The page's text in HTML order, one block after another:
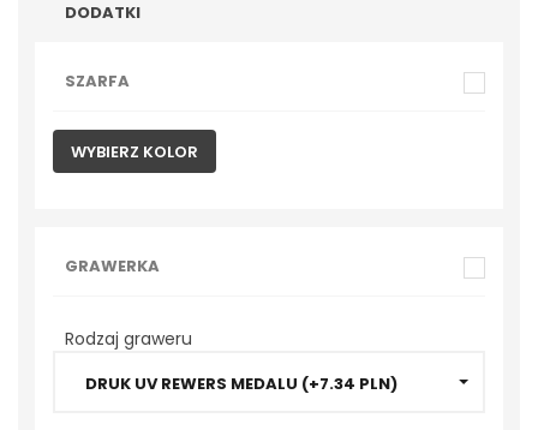
Medale szachy
Medale muzyka
Medale gołębie
Medale strzelanie/
Medale unihokej
DODATKI
SZARFA
WYBIERZ KOLOR
GRAWERKA
Rodzaj graweru
DRUK UV REWERS MEDALU (+7.34 PLN)